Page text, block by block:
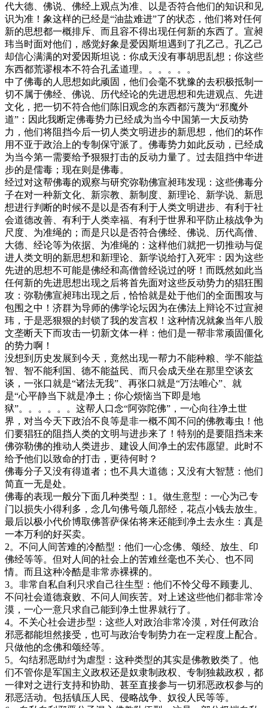
代大德、佛说、佛经上观点为准、以是否符合他们的知识和见
识为准！象这样的已经是“油盐难进”了的状态，他们将对任何
新的思想都一概排斥、而且容不得出现任何新的东西了。宣昶
玮当时面对他们，感觉好象是爱因斯坦遇到了孔乙己。孔乙己
却信心满满的对爱因斯坦说：你成天没有事胡思乱想；你这些
东西都荒谬根本不符合孔孟道理。。。。。。
中了佛毒的人思想如此顽固，他们会毫不犹豫的去积极抵制一
切不属于佛经、佛说、历代经论的先进思想和先进观点、先进
文化，把一切不符合他们陈旧观念的东西都污蔑为“邪魔外
道”：因此我断定佛毒势力已经成为当今中国第一大反动势
力，他们将阻挡今后一切人类文明进步的新思想，他们的坏作
用不亚于政治上的专制保守派了。佛毒势力如此反动，已经成
为当今第一需要给予狠狠打击的反动力量了。过去阻挡中华进
步的是儒毒；现在则是佛毒。
经过对这帮佛毒的观察与研究弥勒佛宣昶玮发现：这些佛毒分
子在对一种新文化、新宗教、新制度、新理论、新学说、新思
想进行判断的时候不是以是否有利于人类文明进步、有利于社
会道德改善、有利于人类幸福、有利于世界和平防止核战争为
尺度、为准绳的；而是只以是否符合佛经、佛说、历代高僧、
大德、经论等为依据、为准绳的：这样他们就把一切推动与促
进人类文明的新思想和新理论、新学说给打入死牢：因为这些
先进的思想不可能是佛经和高僧曾经说过的呀！而既然如此当
任何新的先进思想出现之后将首先面对这些反动势力的猖狂围
攻：弥勒佛宣昶玮出现之后，恰恰就是处于他们的全面围攻与
包围之中！济群为导师的佛学论坛因为在佛法上辩论不过宣昶
玮，于是恶狠狠的封锁了我的发言权！这种情况就象当年八股
文垄断天下而攻击一切新文体一样：他们是一帮非常顽固僵化
的势力啊！
没想到历史发展到今天，竟然出现一帮力不能种粮、学不能益
智、智不能利国、德不能益民、而只会成天坐在那里空谈玄
谈，一张口就是“诸法无我”、再张口就是“万法唯心”、就
是“心平静当下就是净土；你心烦恼当下即是地
狱”。。。。。。这帮人口念“阿弥陀佛”，一心向往净土世
界，对当今天下政治不良等是非一概不闻不问的佛教毒虫！他
们要猖狂的阻挡人类的文明与进步来了！特别的是要阻挡未来
佛弥勒佛的推动人类进步、建设人间净土的宏伟愿望。此时不
给予他们以致命的打击，更待何时？
佛毒分子又没有得道者；也不具大道德；又没有大智慧：他们
简直一无是处。
佛毒的表现一般分下面几种类型：1。做生意型：一心为己专
门以损失小得利多，念几句佛号颂几部经，花点小钱去放生。
最后以极小代价博取佛菩萨保佑将来还能到净土去永生：真是
一本万利的好买卖。
2。不问人间苦难的冷酷型：他们一心念佛、颂经、放生、印
佛经等等。但对人间的社会上的苦难丝毫也不关心、也不同
情。而且这种冷酷是非常赤裸裸的。
3。非常自私自利只求自己往生型：他们不怜父母不顾妻儿、
不问社会道德衰败、不问人间疾苦。对上述这些他们都非常冷
漠，一心一意只求自己能到净土世界就行了。
4。不关心社会进步型：这些人对政治非常冷漠，对任何政治
邪恶都能坦然接受，也可与政治专制势力在一定程度上配合。
只做他的念佛和颂经等。
5。勾结邪恶助纣为虐型：这种类型的其实是佛教败类了。他
们不管你是军国主义政权还是奴隶制政权、专制独裁政权，都
一律对之进行支持和协助、甚至直接参与一切邪恶政权参与的
邪恶活动。包括镇压人民、侵略战争、奴役人民等等。